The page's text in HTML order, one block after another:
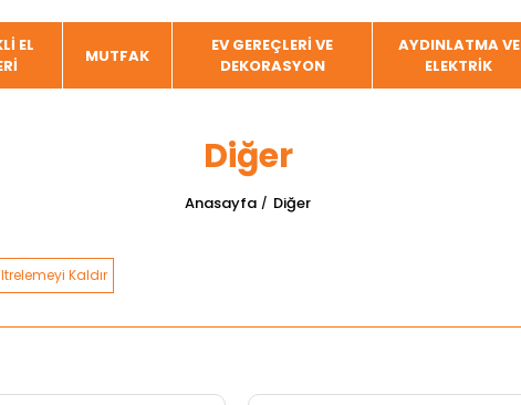
EL
MUTFAK
EV GEREÇLERİ VE
DEKORASYON
AYDINLATMA VE
ELEKTRİK
Diğer
Anasayfa Diğer
Kaldır